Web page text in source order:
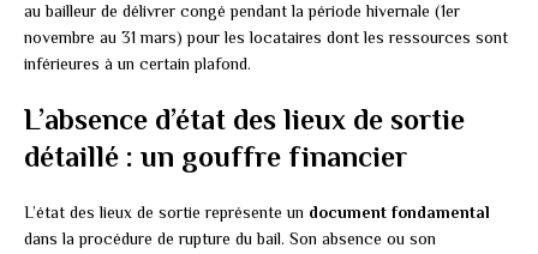
au bailleur de délivrer congé pendant la période hivernale (1er
novembre au 31 mars) pour les locataires dont les ressources sont
inférieures à un certain plafond.
L’absence d’état des lieux de sortie
détaillé : un gouffre financier
L’état des lieux de sortie représente un document fondamental
dans la procédure de rupture du bail. Son absence ou son